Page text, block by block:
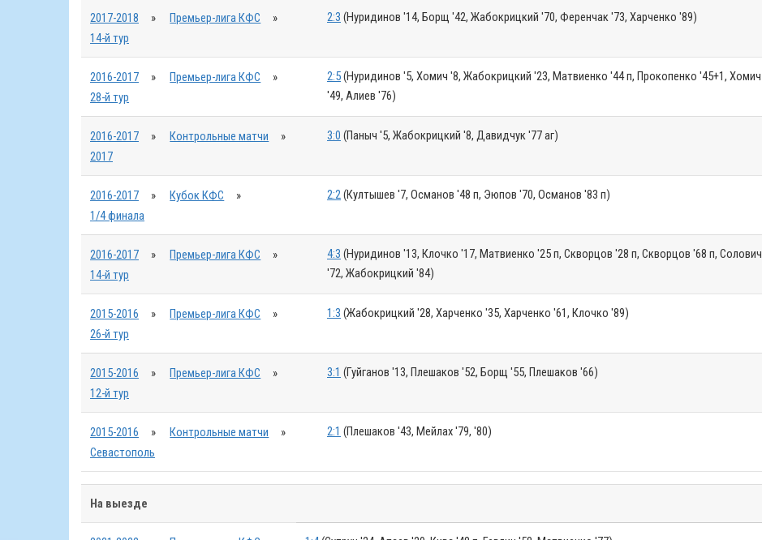
2017-2018 » Премьер-лига КФС
»
14-й тур
2:3 (Нуридинов '14, Борщ '42, Жабокрицкий '70, Ференчак '73, Харченко '89)
2016-2017 » Премьер-лига КФС
»
28-й тур
2:5(Нуридинов '5, Хомич '8, Жабокрицкий '23, Матвиенко '44 п, Прокопенко '45+1, Хомич
'49, Алиев '76)
2016-2017 » Контрольные матчи
»
2017
3:0 (Паныч '5, Жабокрицкий '8, Давидчук '77 аг)
2016-2017 » Кубок КФС
»
1/4 финала
2:2(Култышев '7, Османов '48 п, Эюпов '70, Османов '83 п)
2016-2017 » Премьер-лига КФС
»
14-й тур
4:3 (Нуридинов '13, Клочко '17, Матвиенко '25 п, Скворцов '28 п, Скворцов '68 п, Солович
'72, Жабокрицкий '84)
2015-2016 » Премьер-лига КФС
»
26-й тур
1:3 (Жабокрицкий '28, Харченко '35, Харченко '61, Клочко '89)
2015-2016 » Премьер-лига КФС
»
12-й тур
3:1 (Гуйганов '13, Плешаков '52, Борщ '55, Плешаков '66)
2015-2016 » Контрольные матчи
»
Севастополь
2:1 (Плешаков '43, Мейлах '79, '80)
На выезде